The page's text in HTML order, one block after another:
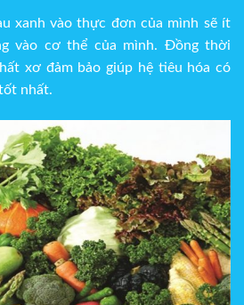
xanh vào thực đơn của mình sẽ ít
vào cơ thể của mình. Đồng thời
xơ đảm bảo giúp hệ tiêu hóa có
nhất.